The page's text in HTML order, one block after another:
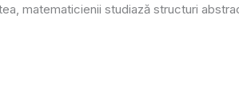
matematicienii studiază structuri